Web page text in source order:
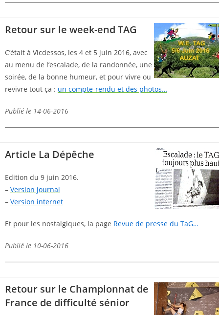
Retour sur le week-end TAG
C’était à Vicdessos, les 4 et 5 juin 2016, avec
au menu de l’escalade, de la randonnée, une
soirée, de la bonne humeur, et pour vivre ou
revivre tout ça : un compte-rendu et des photos…
Publié le 14-06-2016
Article La Dépêche
Edition du 9 juin 2016.
– Version journal
– Version internet
Et pour les nostalgiques, la page Revue de presse du TaG…
Publié le 10-06-2016
Retour sur le Championnat de
France de difficulté sénior